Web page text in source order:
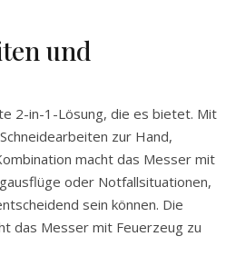
und
2-in-1-Lösung, die es bietet. Mit
zur Hand,
macht das Messer mit
oder Notfallsituationen,
sein können. Die
das Messer mit Feuerzeug zu